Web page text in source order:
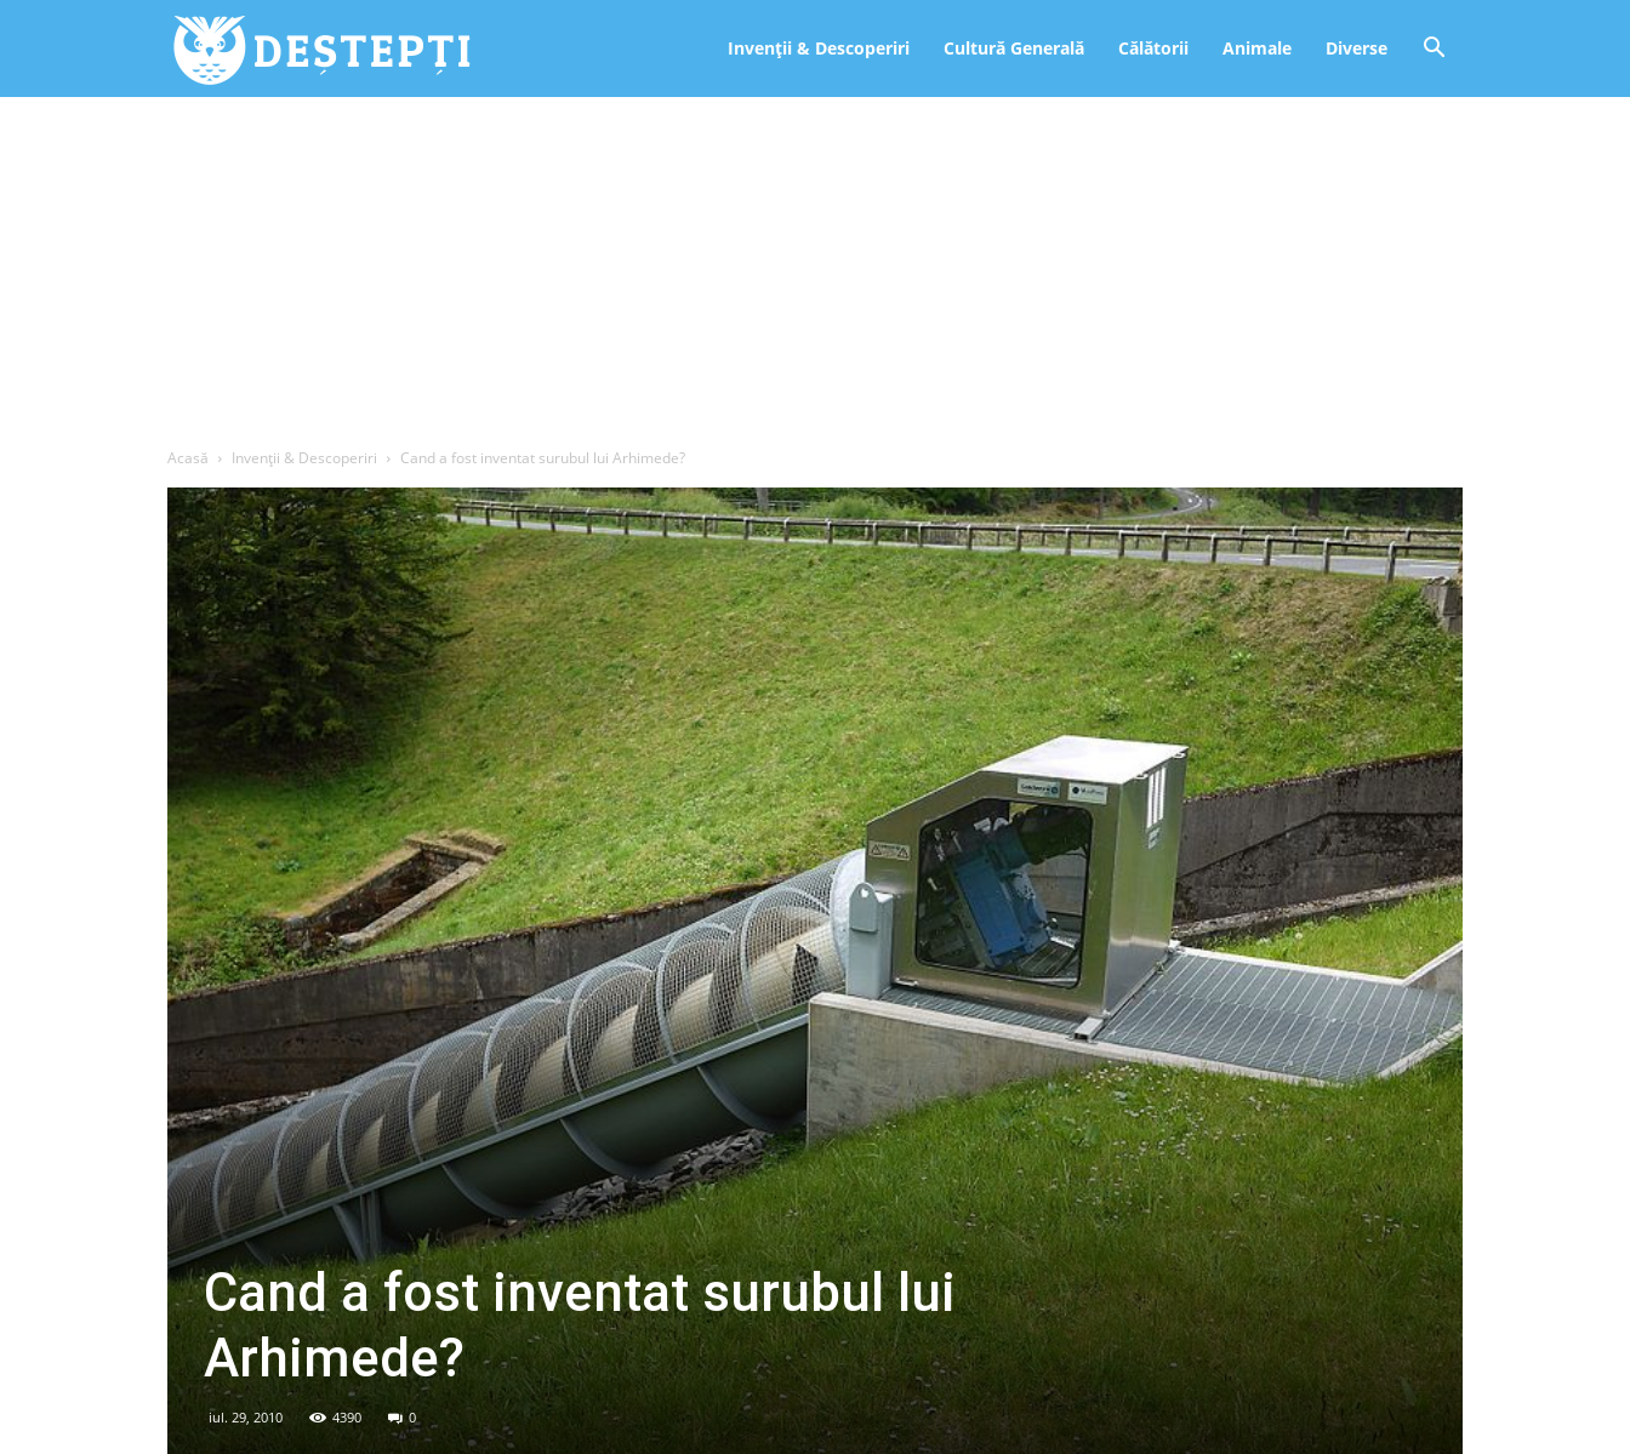
Deștepți.ro Invenții & Descoperiri Cultură Generală Călătorii Animale Diverse
Acasă Invenții & Descoperiri Cand a fost inventat surubul lui Arhimede?
Cand a fost inventat surubul lui
Arhimede?
iul. 29, 2010 4390 0